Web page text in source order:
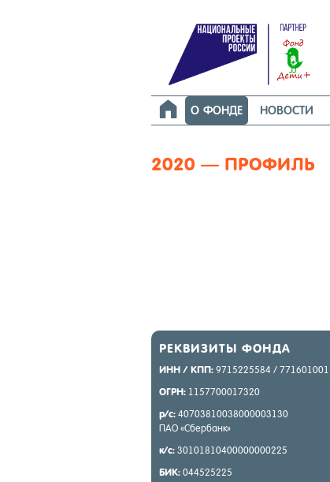
 О ФОНДЕ НОВОСТИ
2020 — ПРОФИЛЬ
РЕК­ВИ­ЗИТЫ ФОН­ДА
ИНН / КПП: 9715225584 / 771601001
ОГРН: 1157700017320
р/с: 40703810038000003130
ПАО «Сбер­банк»
к/с: 30101810400000000225
БИК: 044525225